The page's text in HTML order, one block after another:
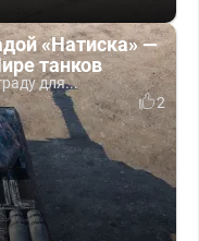
«Натиска» —
танков
для...
2